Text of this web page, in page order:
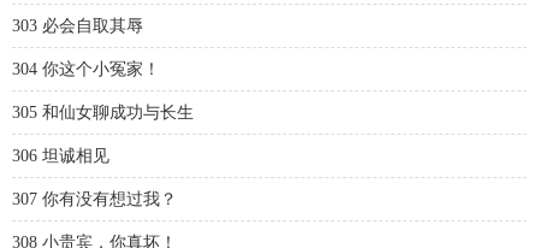
303 必会自取其辱
304 你这个小冤家！
305 和仙女聊成功与长生
306 坦诚相见
307 你有没有想过我？
308 小贵宾，你真坏！